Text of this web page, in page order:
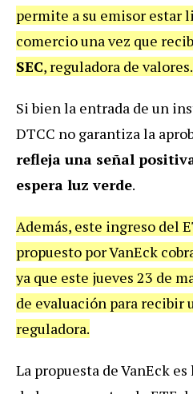
permite a su emisor estar
comercio una vez que
SEC, reguladora de valores.
Si bien la entrada de un
DTCC no garantiza la
refleja una señal
espera luz verde.
Además, este ingreso del
propuesto por VanEck
ya que este jueves 23 de
de evaluación para recibir
reguladora.
La propuesta de VanEck